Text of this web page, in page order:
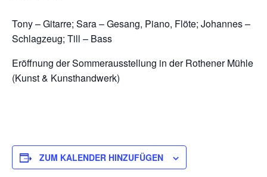
Tony – Gitarre; Sara – Gesang, Piano, Flöte; Johannes –
Schlagzeug; Till – Bass
Eröffnung der Sommerausstellung in der Rothener Mühle
(Kunst & Kunsthandwerk)
ZUM KALENDER HINZUFÜGEN